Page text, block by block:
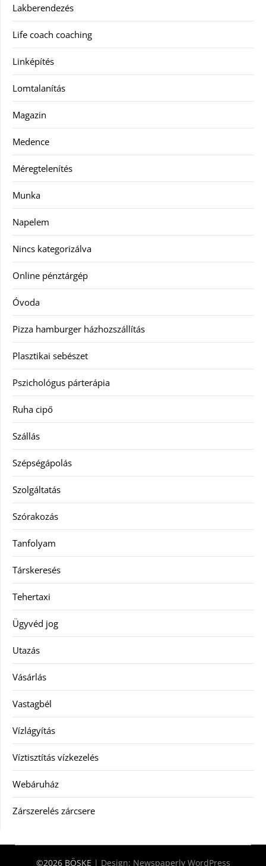
Lakberendezés
Life coach coaching
Linképítés
Lomtalanítás
Magazin
Medence
Méregtelenítés
Munka
Napelem
Nincs kategorizálva
Online pénztárgép
Óvoda
Pizza hamburger házhozszállítás
Plasztikai sebészet
Pszichológus párterápia
Ruha cipő
Szállás
Szépségápolás
Szolgáltatás
Szórakozás
Tanfolyam
Társkeresés
Tehertaxi
Ügyvéd jog
Utazás
Vásárlás
Vastagbél
Vízlágyítás
Víztisztítás vízkezelés
Webáruház
Zárszerelés zárcsere
©2026 BÖSKE | Design: Newspaperly WordPress